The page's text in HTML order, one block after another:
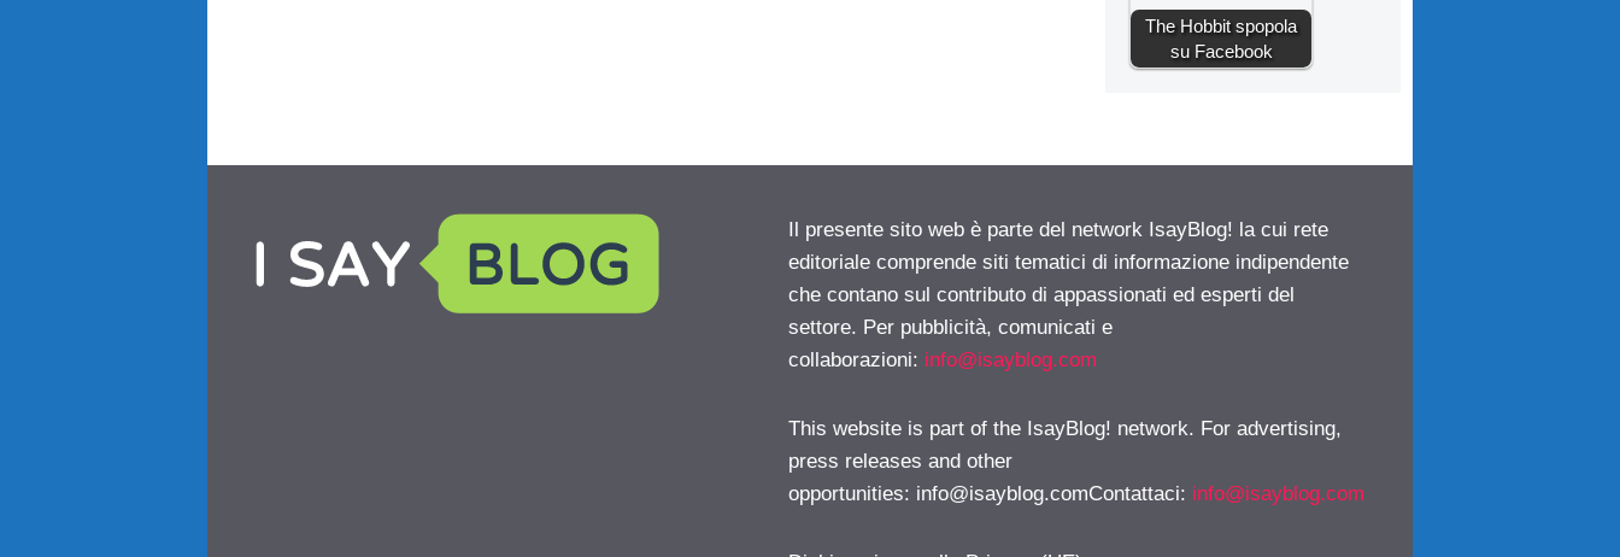
The Hobbit spopola
su Facebook
Il presente sito web è parte del network IsayBlog! la cui rete
editoriale comprende siti tematici di informazione indipendente
che contano sul contributo di appassionati ed esperti del
settore. Per pubblicità, comunicati e
collaborazioni: info@isayblog.com
This website is part of the IsayBlog! network. For advertising,
press releases and other
opportunities: info@isayblog.comContattaci: info@isayblog.com